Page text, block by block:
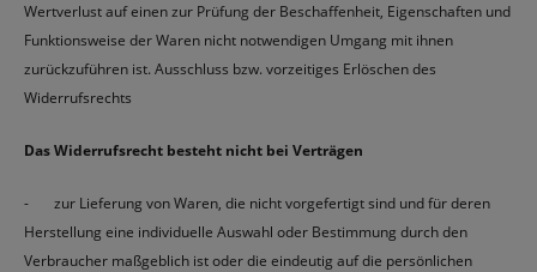
Wertverlust auf einen zur Prüfung der Beschaffenheit, Eigenschaften und
Funktionsweise der Waren nicht notwendigen Umgang mit ihnen
zurückzuführen ist. Ausschluss bzw. vorzeitiges Erlöschen des
Widerrufsrechts
Das Widerrufsrecht besteht nicht bei Verträgen
- zur Lieferung von Waren, die nicht vorgefertigt sind und für deren
Herstellung eine individuelle Auswahl oder Bestimmung durch den
Verbraucher maßgeblich ist oder die eindeutig auf die persönlichen